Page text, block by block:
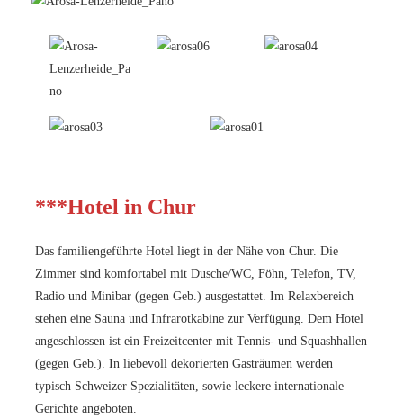
***Hotel in Chur
Das familiengeführte Hotel liegt in der Nähe von Chur. Die
Zimmer sind komfortabel mit Dusche/WC, Föhn, Telefon, TV,
Radio und Minibar (gegen Geb.) ausgestattet. Im Relaxbereich
stehen eine Sauna und Infrarotkabine zur Verfügung. Dem Hotel
angeschlossen ist ein Freizeitcenter mit Tennis- und Squashhallen
(gegen Geb.). In liebevoll dekorierten Gasträumen werden
typisch Schweizer Spezialitäten, sowie leckere internationale
Gerichte angeboten.